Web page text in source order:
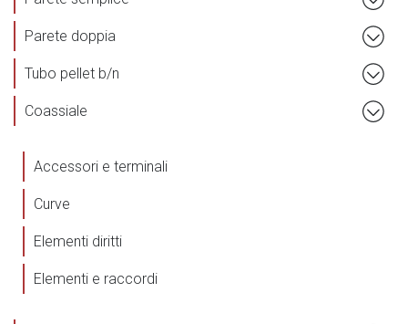
Parete doppia
Tubo pellet b/n
Coassiale
Accessori e terminali
Curve
Elementi diritti
Elementi e raccordi